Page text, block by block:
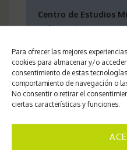
Para ofrecer las mejores
cookies para almacenar y/o
consentimiento de estas
comportamiento de navegación o
No consentir o retirar el
ciertas características y funciones.
Centro de Estudios
Cultivos Pima
Universitat de les
Angel Pintos